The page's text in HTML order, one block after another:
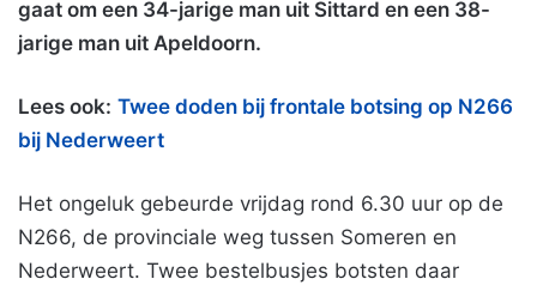
gaat om een 34-jarige man uit Sittard en een 38-
jarige man uit Apeldoorn.
Lees ook: Twee doden bij frontale botsing op N266
bij Nederweert
Het ongeluk gebeurde vrijdag rond 6.30 uur op de
N266, de provinciale weg tussen Someren en
Nederweert. Twee bestelbusjes botsten daar